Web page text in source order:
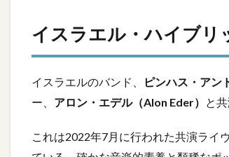
ラエ
ル・
ハイ
ブリ
ッ
ド・
プの
イスラエル・ハイブリ
イスラエルのバンド、 ピンハス・アン
ー、 アロン・エデル（Alon Eder） と
これは2022年7月に行われた共演ライ